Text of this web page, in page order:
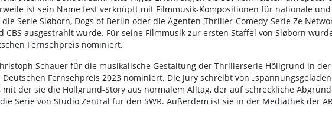
ist sein Name fest verknüpft mit Filmmusik-Kompositionen für nationale und
Serie Sløborn, Dogs of Berlin oder die Agenten-Thriller-Comedy-Serie Ze
CBS ausgestrahlt wurde. Für seine Filmmusik zur ersten Staffel von Sløborn
Fernsehpreis nominiert.
Schauer für die musikalische Gestaltung der Thrillerserie Höllgrund in der
Deutschen Fernsehpreis 2023 nominiert. Die Jury schreibt von
mit der sie die Höllgrund-Story aus normalem Alltag, der auf schreckliche
Serie von Studio Zentral für den SWR. Außerdem ist sie in der Mediathek der